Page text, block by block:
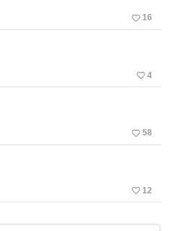
favorite_border 16
favorite_border 4
favorite_border 58
favorite_border 12